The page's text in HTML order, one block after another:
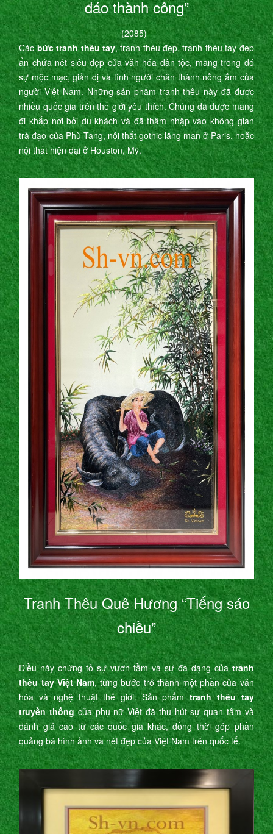
đáo thành công”
(2085)
Cácbức tranh thêu tay, tranh thêu đẹp, tranh thêu tay đẹp
ẩn chứa nét siêu đẹp của văn hóa dân tộc, mang trong đó
sự mộc mạc, giản dị và tình người chân thành nồng ấm của
người Việt Nam. Những sản phẩm tranh thêu này đã được
nhiều quốc gia trên thế giới yêu thích. Chúng đã được mang
đi khắp nơi bởi du khách và đã thâm nhập vào không gian
trà đạo của Phù Tang, nội thất gothic lãng mạn ở Paris, hoặc
nội thất hiện đại ở Houston, Mỹ.
Tranh Thêu Quê Hương “Tiếng sáo
chiều”
Điều này chứng tỏ sự vươn tầm và sự đa dạng của tranh
thêu tay Việt Nam, từng bước trở thành một phần của văn
hóa và nghệ thuật thế giới. Sản phẩmtranh thêu tay
truyền thốngcủa phụ nữ Việt đã thu hút sự quan tâm và
đánh giá cao từ các quốc gia khác, đồng thời góp phần
quảng bá hình ảnh và nét đẹp của Việt Nam trên quốc tế.